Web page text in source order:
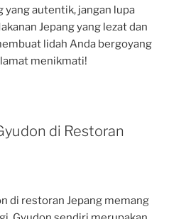
yang autentik, jangan lupa
Jepang yang lezat dan
lidah Anda bergoyang
menikmati!
di Restoran
di restoran Jepang memang